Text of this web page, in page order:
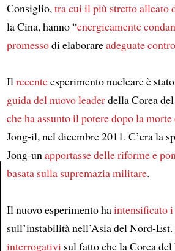
Consiglio,tra cui il più stretto alleato
la Cina, hanno “energicamente
promessodi elaborareadeguate
Ilrecenteesperimento nucleare è
guida del nuovo leaderdella Corea
che ha assunto il potere dopo la
Jong-il, nel dicembre 2011. C’era la
Jong-unapportasse delle riforme e
basata sulla supremazia militare.
Il nuovo esperimento haintensificato
sull’instabilità nell’Asia del Nord-
interrogativisul fatto che la Corea del